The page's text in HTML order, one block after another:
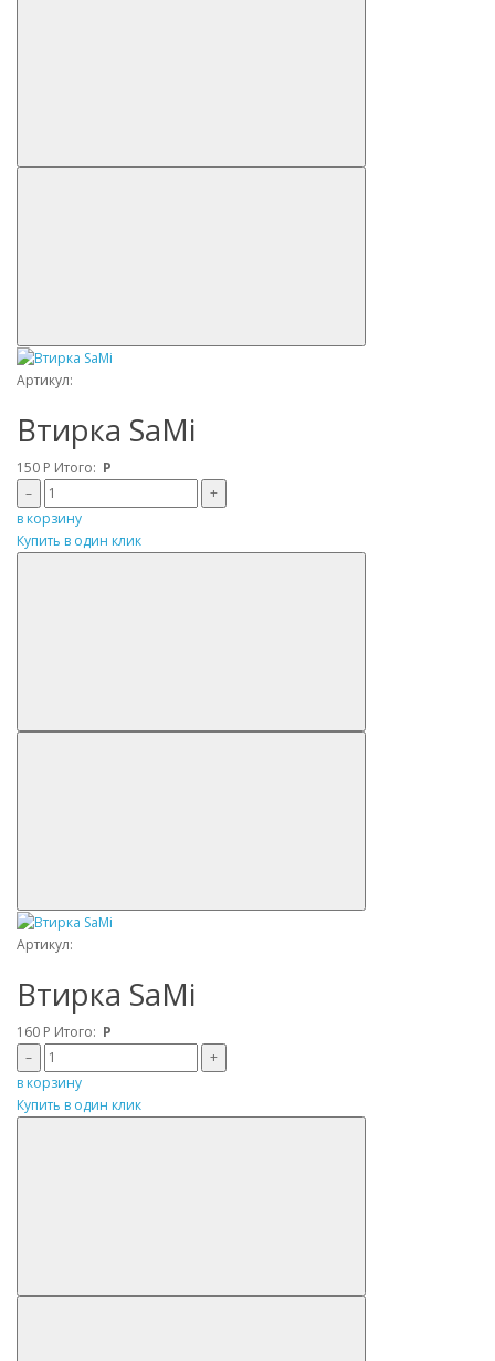
Артикул:
Втирка SaMi
150 Р Итого: Р
–
+
в корзину
Купить в один клик
Артикул:
Втирка SaMi
160 Р Итого: Р
–
+
в корзину
Купить в один клик